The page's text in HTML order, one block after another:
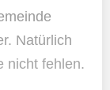
Natürlich
nicht fehlen.